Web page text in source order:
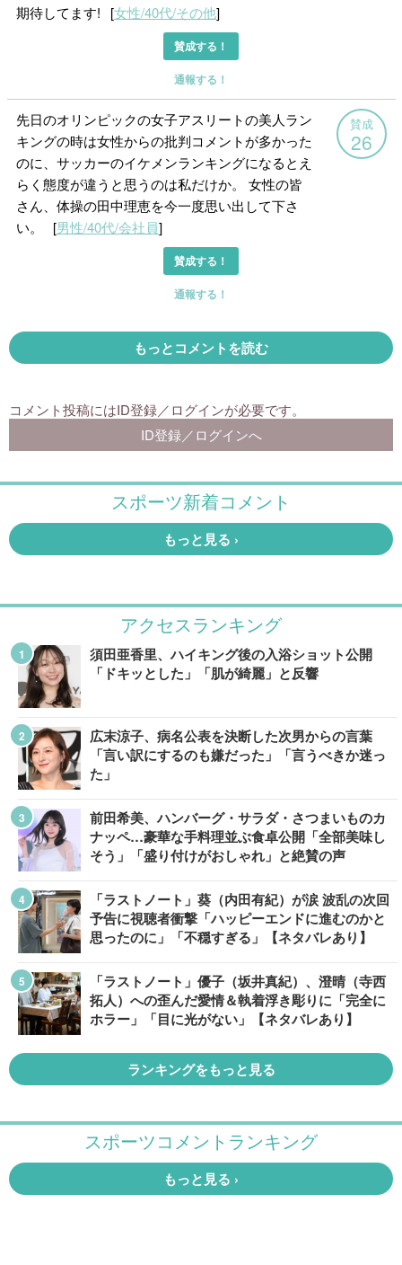
アクセスランキング
須田亜香里、ハイキング後の入浴ショット公開
「ドキッとした」「肌が綺麗」と反響
広末涼子、病名公表を決断した次男からの言葉
「言い訳にするのも嫌だった」「言うべきか迷っ
た」
前田希美、ハンバーグ・サラダ・さつまいものカ
ナッペ…豪華な手料理並ぶ食卓公開「全部美味し
そう」「盛り付けがおしゃれ」と絶賛の声
「ラストノート」葵（内田有紀）が涙 波乱の次回
予告に視聴者衝撃「ハッピーエンドに進むのかと
思ったのに」「不穏すぎる」【ネタバレあり】
「ラストノート」優子（坂井真紀）、澄晴（寺西
拓人）への歪んだ愛情＆執着浮き彫りに「完全に
ホラー」「目に光がない」【ネタバレあり】
ランキングをもっと見る